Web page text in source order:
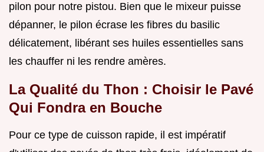
pilon pour notre pistou. Bien que le mixeur puisse
dépanner, le pilon écrase les fibres du basilic
délicatement, libérant ses huiles essentielles sans
les chauffer ni les rendre amères.
La Qualité du Thon : Choisir le Pavé
Qui Fondra en Bouche
Pour ce type de cuisson rapide, il est impératif